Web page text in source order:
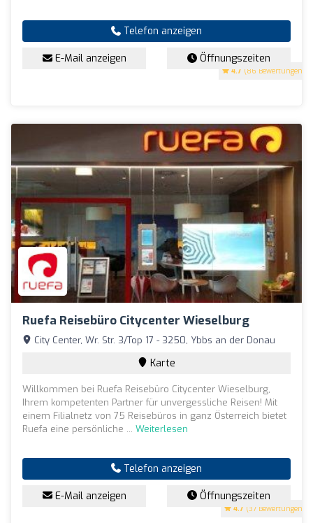
4.7 (86 Bewertungen)
Telefon anzeigen
E-Mail anzeigen Öffnungszeiten
Ruefa Reisebüro Citycenter Wieselburg
4.7 (37 Bewertungen)
City Center, Wr. Str. 3/Top 17 - 3250, Ybbs an der Donau
Karte
Willkommen bei Ruefa Reisebüro Citycenter Wieselburg,
Ihrem kompetenten Partner für unvergessliche Reisen! Mit
einem Filialnetz von 75 Reisebüros in ganz Österreich bietet
Ruefa eine persönliche ... Weiterlesen
Telefon anzeigen
E-Mail anzeigen Öffnungszeiten